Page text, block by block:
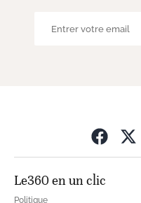
Le360 en un clic
Politique